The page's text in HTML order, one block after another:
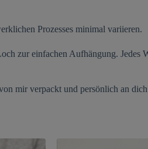
Prozesses minimal variieren.
zur einfachen Aufhängung. Jedes
mir verpackt und persönlich an